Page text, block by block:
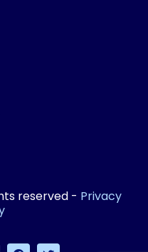
reserved - Privacy